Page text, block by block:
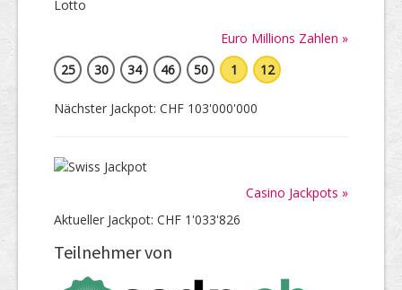
Euro Millions Zahlen »
25
30 34 46 50 1 12
Nächster Jackpot: CHF 103'000'000
Casino Jackpots »
Aktueller Jackpot: CHF 1'033'826
Teilnehmer von